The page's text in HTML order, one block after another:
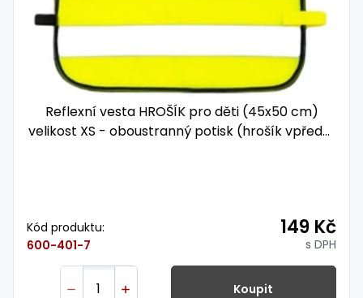
Reflexní vesta HROŠÍK pro děti (45x50 cm)
velikost XS - oboustranný potisk (hrošík vpředu i
Kód produktu:
600-401-7
149 Kč
s DPH
Koupit